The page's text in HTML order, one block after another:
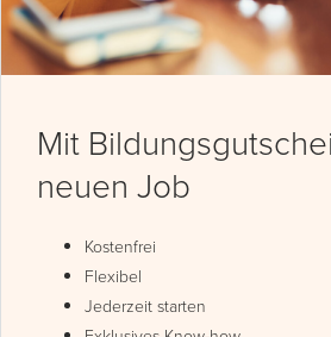
Mit
neuen Job
Kostenfrei
Flexibel
Jederzeit starten